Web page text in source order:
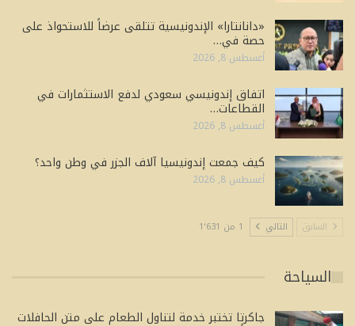
«دانانتارا» الإندونيسية تتلقى عرضاً للاستحواذ على
حصة في…
أغسطس 8, 2026
اتفاق إندونيسي سعودي لدفع الاستثمارات في
القطاعات…
أغسطس 8, 2026
كيف جمعت إندونيسيا آلاف الجزر في وطن واحد؟
أغسطس 8, 2026
السابق التالي 1 من 1٬631
السياحة
جاكرتا تختبر خدمة لتناول الطعام على متن الحافلات